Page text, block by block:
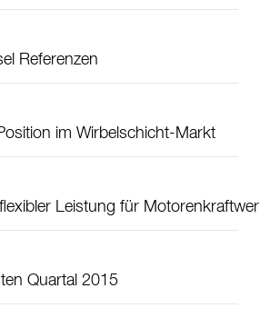
Referenzen
im Wirbelschicht-Markt
Leistung für
Quartal 2015